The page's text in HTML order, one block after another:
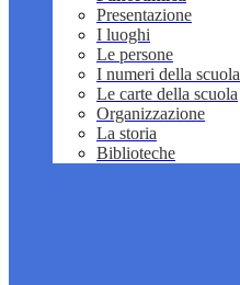
Presentazione
I luoghi
Le persone
I numeri della scuola
Le carte della scuola
Organizzazione
La storia
Biblioteche